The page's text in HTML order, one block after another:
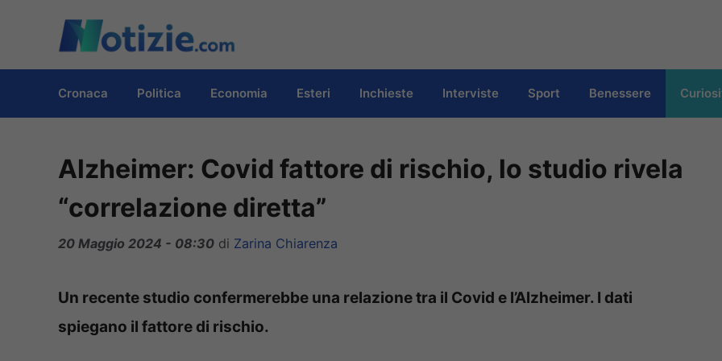
contenuto
Cronaca Politica Economia Esteri Inchieste Interviste Sport Benessere
Alzheimer: Covid fattore di rischio, lo studio rivela
“correlazione diretta”
20 Maggio 2024 - 08:30 di Zarina Chiarenza
Un recente studio confermerebbe una relazione tra il Covid e l’Alzheimer. I dati
spiegano il fattore di rischio.